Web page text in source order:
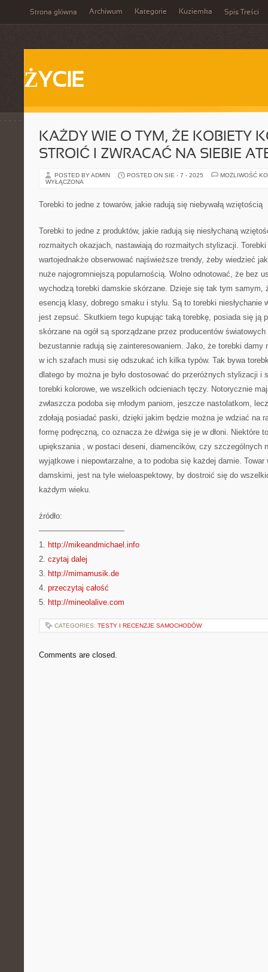
Strona główna Archiwum Kategorie Kuziemka Spis Treści
ŻYCIE
KAŻDY WIE O TYM, ŻE KOBIETY
STROIĆ I ZWRACAĆ NA SIEBIE
POSTED BY ADMIN POSTED ON SIE - 7 - 2025
MOŻLIWOŚĆ
WYŁĄCZONA
Torebki to jedne z towarów, jakie radują się niebywałą wziętością
Torebki to jedne z produktów, jakie radują się niesłychaną
rozmaitych okazjach, nastawiają do rozmaitych stylizacji.
wartojednakże obserwować najświeższe trendy, żeby wiedzieć
nuże najogromniejszą popularnością. Wolno odnotować, że bez
wychodzą torebki damskie skórzane. Dzieje się tak tym samym,
esencją klasy, dobrego smaku i stylu. Są to torebki niesłychanie
jest zepsuć. Skutkiem tego kupując taką torebkę, posiada się ją
skórzane na ogół są sporządzane przez producentów
bezustannie radują się zainteresowaniem. Jako, że torebki damy
w ich szafach musi się odszukać ich kilka typów. Tak bywa
dlatego by można je było dostosować do przeróżnych stylizacji i
torebki kolorowe, we wszelkich odcieniach tęczy. Notorycznie
zwłaszcza podoba się młodym paniom, jeszcze nastolatkom,
zdołają posiadać paski, dzięki jakim będzie można je wdziać na
formę podręczną, co oznacza że dźwiga się je w dłoni. Niektóre
upiększania , w postaci deseni, diamencików, czy szczególnych
wyjątkowe i niepowtarzalne, a to podoba się każdej damie.
damskimi, jest na tyle wieloaspektowy, by dostroić się do
każdym wieku.
źródło:
———————————
1. http://mikeandmichael.info
2. czytaj dalej
3. http://mimamusik.de
4. przeczytaj całość
5. http://mineolalive.com
CATEGORIES: TESTY I RECENZJE SAMOCHODÓW
Comments are closed.